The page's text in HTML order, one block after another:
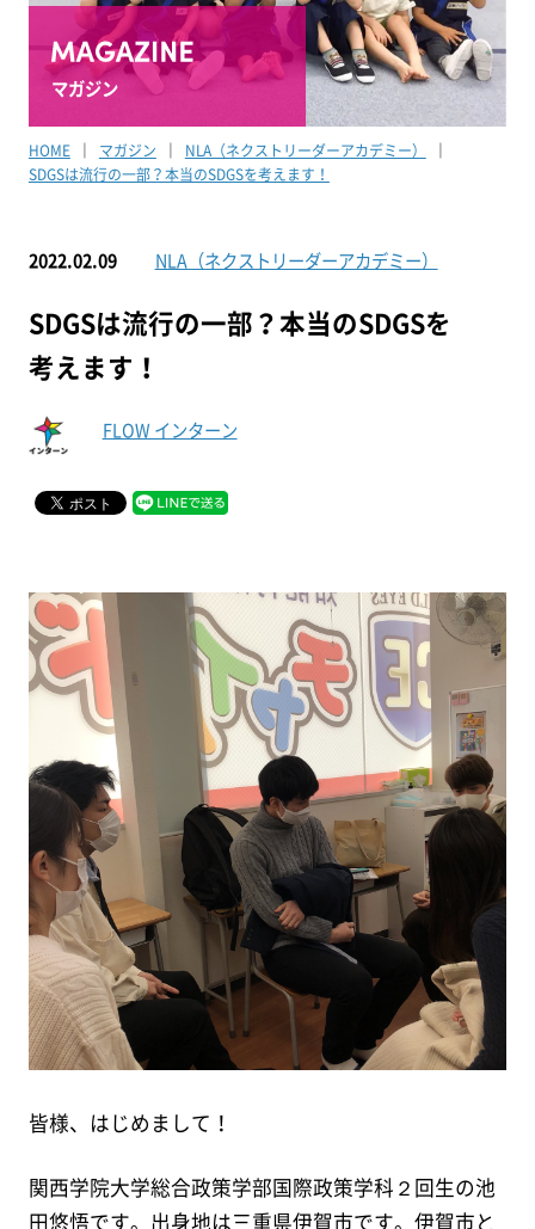
マガジン
HOME マガジン
NLA（ネクストリーダーアカデミー）
SDGSは流行の一部？本当のSDGSを考えます！
2022.02.09 NLA（ネクストリーダーアカデミー）
SDGSは流行の一部？本当のSDGSを
考えます！
FLOW インターン
皆様、はじめまして！
関西学院大学総合政策学部国際政策学科２回生の池
田悠悟です。出身地は三重県伊賀市です。伊賀市と